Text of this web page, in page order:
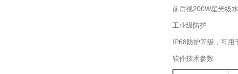
前后视200W星光级
工业级防护
IP68防护等级，可用
软件技术参数